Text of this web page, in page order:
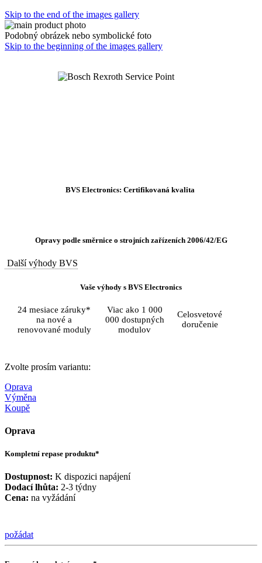
Skip to the end of the images gallery
Podobný obrázek nebo symbolické foto
Skip to the beginning of the images gallery
BVS Electronics: Certifikovaná kvalita
Opravy podle směrnice o strojních zařízeních 2006/42/EG
Další výhody BVS
Vaše výhody s BVS Electronics
24 mesiace záruky*
na nové a
renovované moduly
Viac ako 1 000
000 dostupných
modulov
Celosvetové
doručenie
Zvolte prosím variantu:
Oprava
Výměna
Koupě
Oprava
Kompletní repase produktu*
Dostupnost: K dispozici napájení
Dodací lhůta: 2-3 týdny
Cena: na vyžádání
požádat